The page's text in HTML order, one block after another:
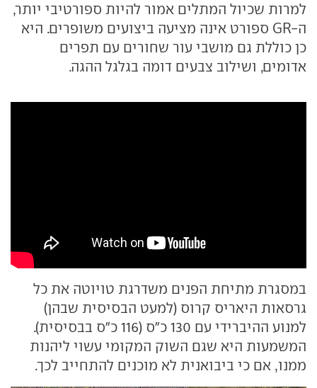
למרות שכיול המתלים אמור להיות ספורטיבי יותר,
ה-GR ספורט אינה מציעה ביצועים משופרים. היא
כן כוללת גם מושבי עור שחורים עם תפרים
אדומים, ושילוב צבעים דומה בגלגל ההגה.
במסגרת מתיחת הפנים משדרגת טויוטה את כל
גרסאות היאריס קרוס (למעט הבסיסית שבהן)
למנוע ההיברידי עם 130 כ"ס (116 כ"ס בבסיסית).
המשמעות היא שגם השוק המקומי עשוי ליהנות
ממנו, אם כי ביבואנית לא מוכנים להתחייב לכך.